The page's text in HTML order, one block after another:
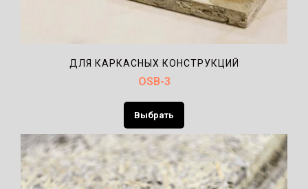
ДЛЯ КАРКАСНЫХ КОНСТРУКЦИЙ
OSB-3
Выбрать